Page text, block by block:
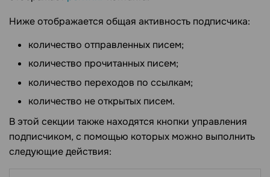
Ниже отображается общая активность подписчика:
количество отправленных писем;
количество прочитанных писем;
количество переходов по ссылкам;
количество не открытых писем.
В этой секции также находятся кнопки управления
подписчиком, с помощью которых можно выполнить
следующие действия: